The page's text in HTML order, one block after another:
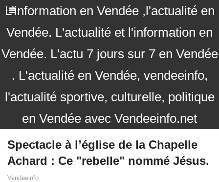
L'information en Vendée ,l'actualité en
Vendée. L'actualité et l'information en
Vendée. L'actu 7 jours sur 7 en Vendée
. L'actualité en Vendée, vendeeinfo,
l'actualité sportive, culturelle, politique
en Vendée avec Vendeeinfo.net
Spectacle à l’église de la Chapelle
Achard : Ce "rebelle" nommé Jésus.
Vendeeinfo